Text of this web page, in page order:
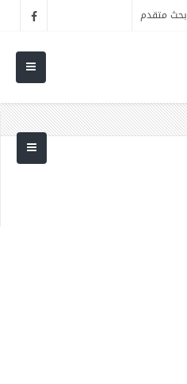
بحث متقدم